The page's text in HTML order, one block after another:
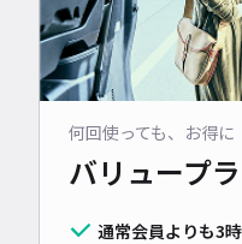
何回使っても、お得に
バリュープ
通常会員よりも3